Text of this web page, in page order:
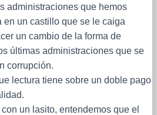
administraciones que hemos
en un castillo que se le caiga
un cambio de la forma de
últimas administraciones que se
corrupción.
lectura tiene sobre un doble pago
un lasito, entendemos que el